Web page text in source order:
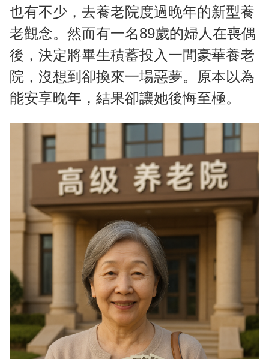
u
t
e
也有不少，去養老院度過晚年的新型養
老觀念。然而有一名89歲的婦人在喪偶
後，決定將畢生積蓄投入一間豪華養老
院，沒想到卻換來一場惡夢。原本以為
能安享晚年，結果卻讓她後悔至極。